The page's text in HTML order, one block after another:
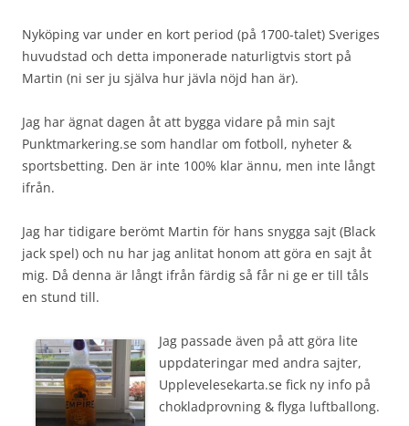
Nyköping var under en kort period (på 1700-talet) Sveriges
huvudstad och detta imponerade naturligtvis stort på
Martin (ni ser ju själva hur jävla nöjd han är).
Jag har ägnat dagen åt att bygga vidare på min sajt
Punktmarkering.se som handlar om fotboll, nyheter &
sportsbetting. Den är inte 100% klar ännu, men inte långt
ifrån.
Jag har tidigare berömt Martin för hans snygga sajt (Black
jack spel) och nu har jag anlitat honom att göra en sajt åt
mig. Då denna är långt ifrån färdig så får ni ge er till tåls
en stund till.
Jag passade även på att göra lite
uppdateringar med andra sajter,
Upplevelesekarta.se fick ny info på
chokladprovning & flyga luftballong.